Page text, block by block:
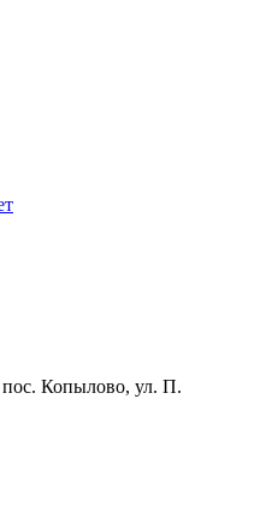
пос. Копылово, ул. П.